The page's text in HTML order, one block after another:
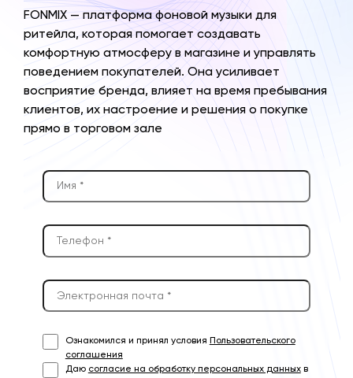
FONMIX — платформа фоновой музыки для
ритейла, которая помогает создавать
комфортную атмосферу в магазине и управлять
поведением покупателей. Она усиливает
восприятие бренда, влияет на время пребывания
клиентов, их настроение и решения о покупке
прямо в торговом зале
Ознакомился и принял условия
Пользовательского
соглашения
Даю согласие на обработку персональных данныхв